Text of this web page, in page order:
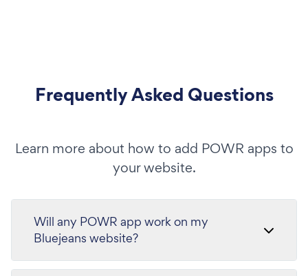
Frequently Asked Questions
Learn more about how to add POWR apps to
your website.
Will any POWR app work on my
Bluejeans website?